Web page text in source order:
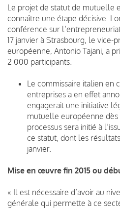
Le projet de statut de mu­tuelle
connaître une étape décisive.
conférence sur
17 janvier à Strasbourg, le vice-
européenne, Antonio Tajani, a
2 000 participants.
Le commissaire italien en
entre­prises a en effet
engagerait une initiative
mutuelle européenne dès
processus sera initié à
ce statut, dont les
janvier.
Mise en œuvre fin 2015 ou
« Il est nécessaire d’avoir au
générale qui permette à ce